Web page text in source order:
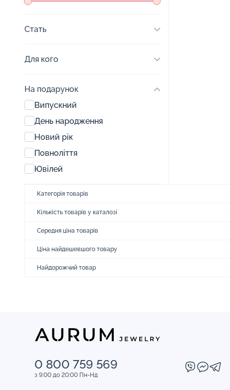
Стать
Для кого
На подарунок
Випускний
День народження
Новий рік
Повноліття
Ювілей
Категорія товарів
Кількість товарів у каталозі
Середня ціна товарів
Ціна найдешевшого товару
Найдорожчий товар
0 800 759 569
з 9:00 до 20:00 Пн-Нд